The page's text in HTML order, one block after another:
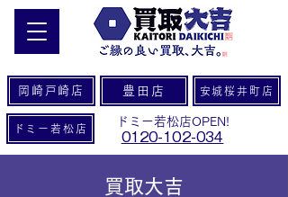
岡崎戸崎店 豊田店 安城桜井町店
ドミー若松店
ドミー若松店OPEN!
0120-102-034
買取大吉